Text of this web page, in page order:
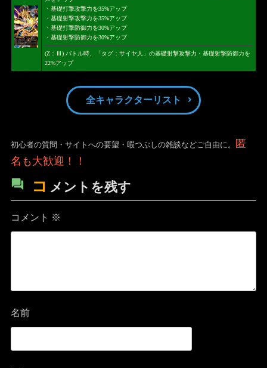
・基礎打撃攻撃力を35%アップ
・基礎射撃攻撃力を35%アップ
・基礎打撃防御力を30%アップ
・基礎射撃防御力を30%アップ
(Z：Ⅲ) バトル時、「タグ：サイヤ人」の基礎射撃攻撃力・基礎射撃防御力を
22%アップ
全キャラクターリスト
初心者の質問・サイトへの要望・暇つぶしの雑談などご自由に。
匿
名も大歓迎！！
コ メントを残す
コメント ※
名前